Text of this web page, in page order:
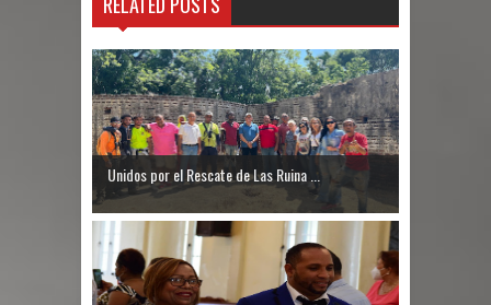
Condenan a 30 años exteniente por
matar a su esposa y suegra
Nuevas zonas francas en la RD
generarán más de 8 mil empleos
Senado RD aprueba de urgencia
reformas al nuevo Código Penal
Nicaragua responde a RD tras
Unidos por el Rescate de Las Ruina ...